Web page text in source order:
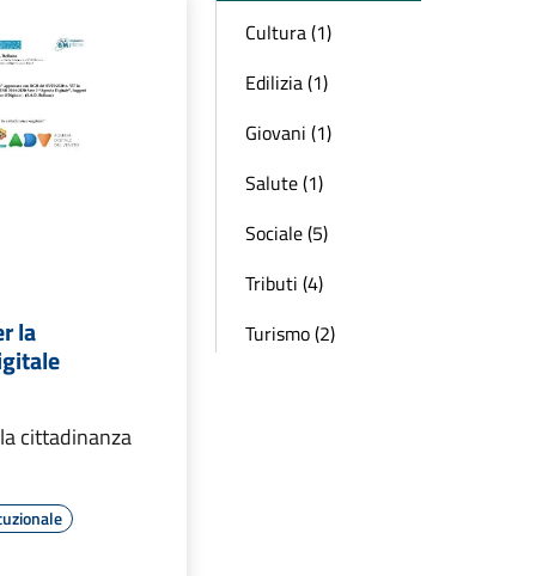
la
cittadinanza
Cultura (1)
Edilizia (1)
Giovani (1)
Salute (1)
Sociale (5)
Tributi (4)
Turismo (2)